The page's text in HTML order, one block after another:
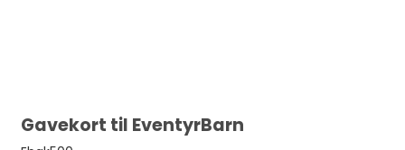
Gavekort til EventyrBarn